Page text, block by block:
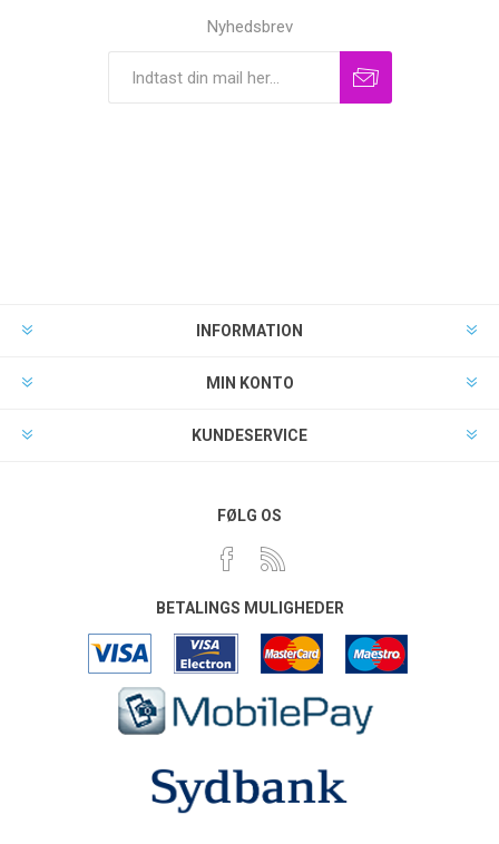
Nyhedsbrev
INFORMATION
MIN KONTO
KUNDESERVICE
FØLG OS
BETALINGS MULIGHEDER